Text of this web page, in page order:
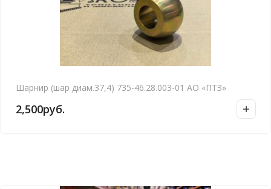
Шарнир (шар диам.37,4) 735-46.28.003-01 АО «ПТЗ»
2,500руб.